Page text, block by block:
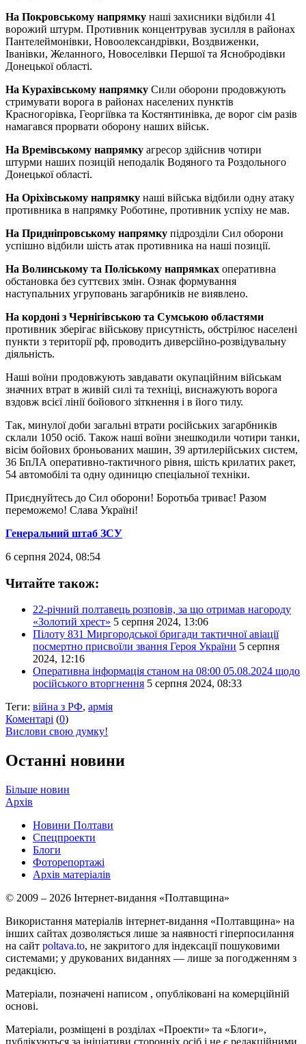
На Покровському напрямку наші захисники відбили 41
ворожий штурм. Противник концентрував зусилля в районах
Пантелеймонівки, Новоолександрівки, Воздвиженки,
Іванівки, Желанного, Новоселівки Першої та Яснобродівки
Донецької області.
На Курахівському напрямку Сили оборони продовжують
стримувати ворога в районах населених пунктів
Красногорівка, Георгіївка та Костянтинівка, де ворог сім разів
намагався прорвати оборону наших військ.
На Времівському напрямку агресор здійснив чотири
штурми наших позицій неподалік Водяного та Роздольного
Донецької області.
На Оріхівському напрямку наші війська відбили одну атаку
противника в напрямку Роботине, противник успіху не мав.
На Придніпровському напрямку підрозділи Сил оборони
успішно відбили шість атак противника на наші позиції.
На Волинському та Поліському напрямках оперативна
обстановка без суттєвих змін. Ознак формування
наступальних угруповань загарбників не виявлено.
На кордоні з Чернігівською та Сумською областями
противник зберігає військову присутність, обстрілює населені
пункти з території рф, проводить диверсійно-розвідувальну
діяльність.
Наші воїни продовжують завдавати окупаційним військам
значних втрат в живій силі та техніці, виснажують ворога
вздовж всієї лінії бойового зіткнення і в його тилу.
Так, минулої доби загальні втрати російських загарбників
склали 1050 осіб. Також наші воїни знешкодили чотири танки,
вісім бойових броньованих машин, 39 артилерійських систем,
36 БпЛА оперативно-тактичного рівня, шість крилатих ракет,
54 автомобілі та одну одиницю спеціальної техніки.
Приєднуйтесь до Сил оборони! Боротьба триває! Разом
переможемо! Слава Україні!
Генеральний штаб ЗСУ
6 серпня 2024, 08:54
Читайте також:
22-річний полтавець розповів, за що отримав нагороду
«Золотий хрест» 5 серпня 2024, 13:06
Пілоту 831 Миргородської бригади тактичної авіації
посмертно присвоїли звання Героя України 5 серпня
2024, 12:16
Оперативна інформація станом на 08:00 05.08.2024 щодо
російського вторгнення 5 серпня 2024, 08:33
Теги: війна з РФ, армія
Коментарі (0)
Вислови свою думку!
Останні новини
Більше новин
Архів
Новини Полтави
Спецпроекти
Блоги
Фоторепортажі
Архів матеріалів
© 2009 – 2026 Інтернет-видання «Полтавщина»
Використання матеріалів інтернет-видання «Полтавщина» на
інших сайтах дозволяється лише за наявності гіперпосилання
на сайт poltava.to, не закритого для індексації пошуковими
системами; у друкованих виданнях — лише за погодженням з
редакцією.
Матеріали, позначені написом , опубліковані на комерційній
основі.
Матеріали, розміщені в розділах «Проекти» та «Блоги»,
публікуються за ініціативи сторонніх осіб і не є редакційними.